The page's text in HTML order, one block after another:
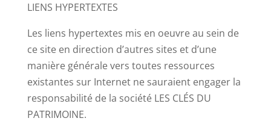
LIENS HYPERTEXTES
Les liens hypertextes mis en oeuvre au sein de
ce site en direction d’autres sites et d’une
manière générale vers toutes ressources
existantes sur Internet ne sauraient engager la
responsabilité de la société LES CLÉS DU
PATRIMOINE.